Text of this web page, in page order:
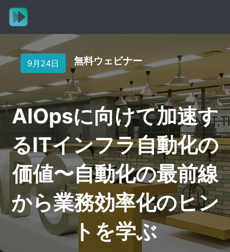
9月24日 無料ウェビナー
AIOpsに向けて加速す
るITインフラ自動化の
価値〜自動化の最前線
から業務効率化のヒン
トを学ぶ